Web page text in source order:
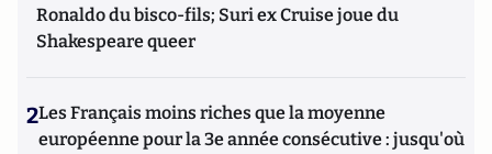
Ronaldo du bisco-fils; Suri ex Cruise joue du
Shakespeare queer
2Les Français moins riches que la moyenne
européenne pour la 3e année consécutive : jusqu'où